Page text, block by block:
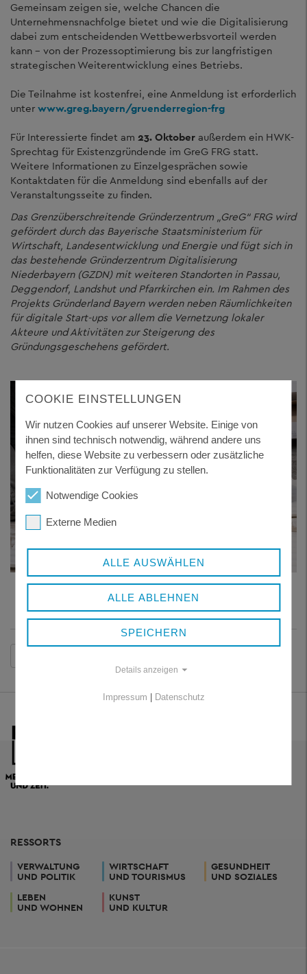
Gemeinsam zeigen sie, welche Chancen die
Unternehmensnachfolge bietet und wie die Digitalisierung
dabei zum entscheidenden Wettbewerbsvorteil werden
kann – von der Prozessoptimierung bis zur langfristigen
strategischen Weiterentwicklung eines Betriebs.
Die Teilnahme ist kostenfrei, eine Anmeldung ist erforderlich
unter www.greg.bayern/gruenderregion-frg
Für Interessierte findet am 23. Oktober außerdem ein HWK-
Sprechtag für Existenzgründende im GreG FRG statt.
Weitere Informationen zu Einzelgesprächen sowie
Kontaktdaten für die Anmeldung sind ebenfalls auf der
Veranstaltungsseite zu finden.
Das Grenzüberschreitende Gründerzentrum „GreG“ FRG wird
gefördert durch das Bayerische Staatsministerium für
Wirtschaft, Landesentwicklung und Energie und fügt sich in
das bestehende Gründerzentrum Digitalisierung
Niederbayern (GZDN) mit weiteren Standorten in Passau,
Deggendorf, Landshut und Pfarrkirchen ein. Im Rahmen des
Projekts Gründerland Bayern werden neben Räumlichkeiten
für digitale Start-ups vor allem die Vernetzung lokaler
Akteure und Aktivitäten zur Steigerung des
Gründungsgeschehens gefördert.
Foto (bearbeitet): Pixabay/stux
RESSORTS
VERWALTUNG
UND POLITIK
WIRTSCHAFT
UND TOURISMUS
GESUNDHEIT
UND SOZIALES
LEBEN
UND WOHNEN
KUNST
UND KULTUR
COOKIE EINSTELLUNGEN
Wir nutzen Cookies auf unserer Website. Einige von
ihnen sind technisch notwendig, während andere uns
helfen, diese Website zu verbessern oder zusätzliche
Funktionalitäten zur Verfügung zu stellen.
Notwendige Cookies
Externe Medien
ALLE AUSWÄHLEN
ALLE ABLEHNEN
SPEICHERN
Details anzeigen
Impressum Datenschutz